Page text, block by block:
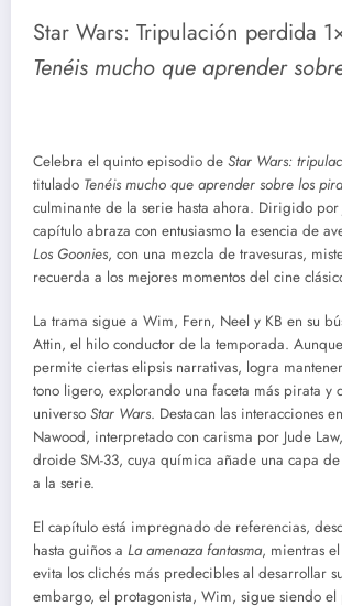
Star Wars: Tripulación perdida
Tenéis mucho que aprender
Celebra el quinto episodio de Star Wars:
titulado Tenéis mucho que aprender sobre los
culminante de la serie hasta ahora. Dirigido por
capítulo abraza con entusiasmo la esencia de
Los Goonies, con una mezcla de travesuras,
recuerda a los mejores momentos del cine
La trama sigue a Wim, Fern, Neel y KB en su
Attin, el hilo conductor de la temporada.
permite ciertas elipsis narrativas, logra
tono ligero, explorando una faceta más pirata y
universo Star Wars. Destacan las interacciones
Nawood, interpretado con carisma por Jude
droide SM-33, cuya química añade una capa
a la serie.
El capítulo está impregnado de referencias,
hasta guiños a La amenaza fantasma, mientras
evita los clichés más predecibles al desarrollar
embargo, el protagonista, Wim, sigue siendo el